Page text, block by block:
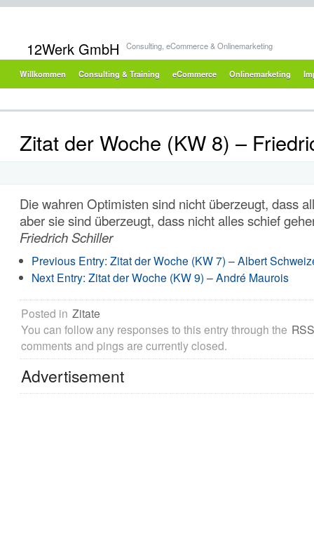
12Werk GmbH Consulting, eCommerce & Onlinemarketing
Willkommen Consulting & Training eCommerce Onlinemarketing
Zitat der Woche (KW 8) –
Die wahren Optimisten sind nicht überzeugt, dass
aber sie sind überzeugt, dass nicht alles schief
Friedrich Schiller
Previous Entry: Zitat der Woche (KW 7) – Albert
Next Entry: Zitat der Woche (KW 9) – André Maurois
Posted in Zitate
You can follow any responses to this entry through the
comments and pings are currently closed.
Advertisement